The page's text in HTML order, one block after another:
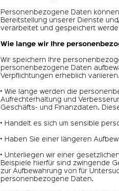
Personenbezogene Daten
Bereitstellung unserer Dienste
verarbeitet und gespeichert
Wie lange wir Ihre
Wir speichern Ihre
personenbezogene Daten
Verpflichtungen erheblich
• Wie lange werden die
Aufrechterhaltung und
Geschäfts- und Finanzdaten.
• Handelt es sich um sensible
• Haben Sie einer längeren
• Unterliegen wir einer
Beispiele hierfür sind zwingende
zur Aufbewahrung von für
personenbezogene Daten.